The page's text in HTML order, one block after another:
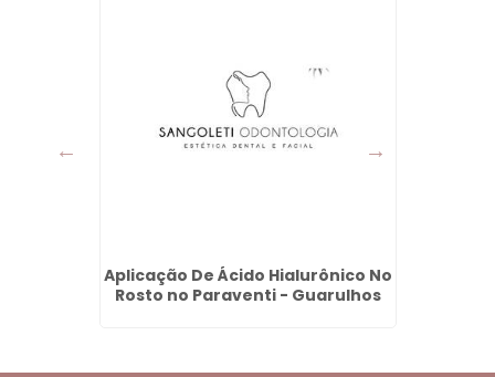
Aplicação De Ácido Hialurônico No
Rosto no Paraventi - Guarulhos